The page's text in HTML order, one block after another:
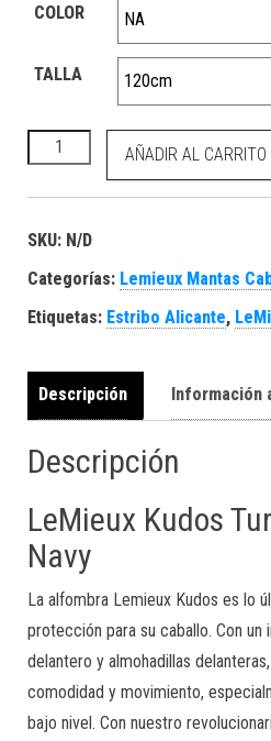
COLOR
TALLA
Kudos Turnout Rug 350g Navy
AÑADIR AL CARRITO
SKU: N/D
Categorías: Lemieux Mantas
Etiquetas: Estribo Alicante,
Descripción Información
Descripción
LeMieux Kudos
Navy
La alfombra Lemieux Kudos es lo
protección para su caballo. Con un
delantero y almohadillas
comodidad y movimiento,
bajo nivel. Con nuestro